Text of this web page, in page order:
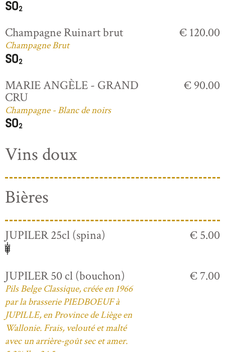
Champagne Ruinart brut
Champagne Brut
€ 120.00
MARIE ANGÈLE - GRAND
CRU
Champagne - Blanc de noirs
€ 90.00
Vins doux
Bières
JUPILER 25cl (spina) € 5.00
JUPILER 50 cl (bouchon)
Pils Belge Classique, créée en 1966
par la brasserie PIEDBOEUF à
JUPILLE, en Province de Liège en
Wallonie. Frais, velouté et malté
avec un arrière-goût sec et amer.
€ 7.00